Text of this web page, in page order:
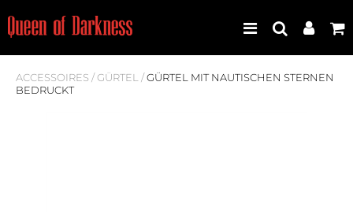
ACCESSOIRES /GÜRTEL /GÜRTEL MIT NAUTISCHEN STERNEN
BEDRUCKT